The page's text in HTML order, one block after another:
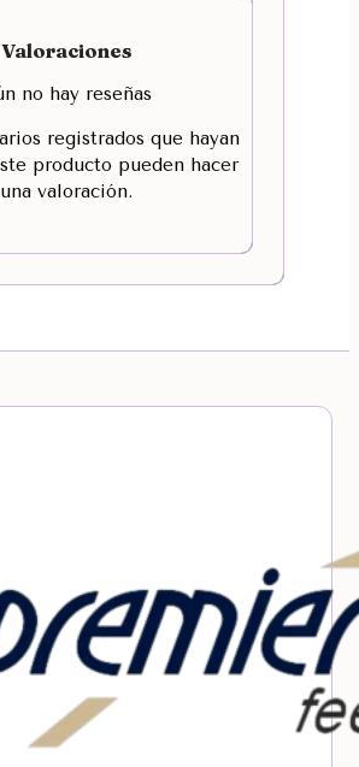
Valoraciones
no hay reseñas
registrados que hayan
producto pueden hacer
una valoración.